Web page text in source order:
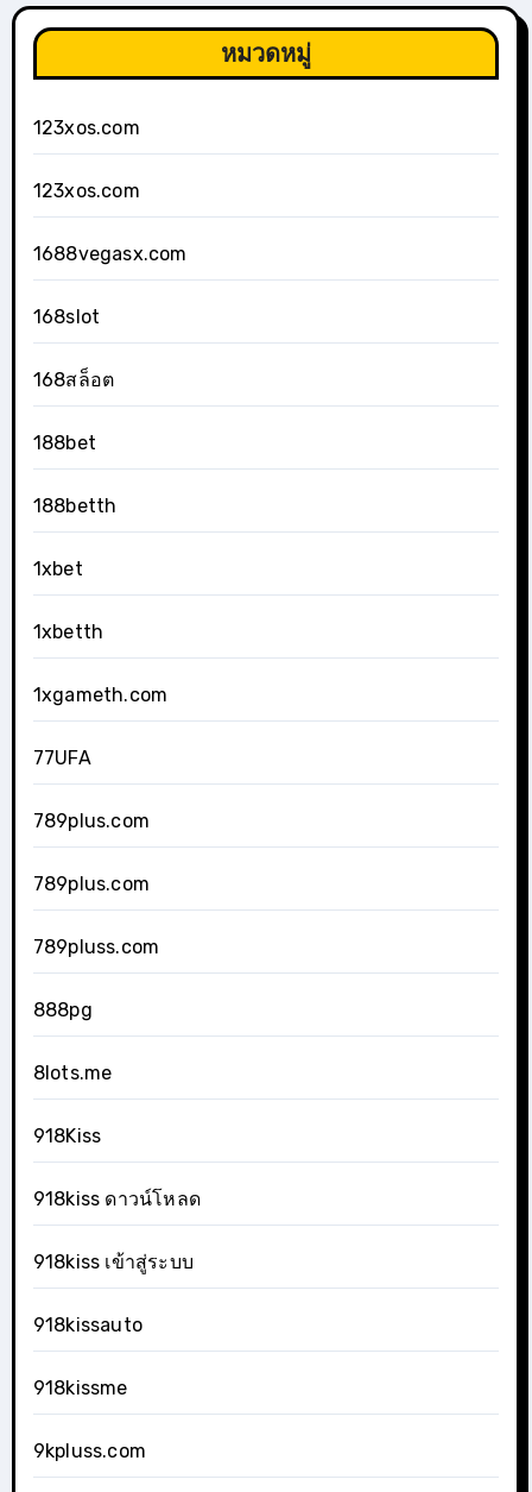
หมวดหมู่
123xos.com
123xos.com
1688vegasx.com
168slot
168สล็อต
188bet
188betth
1xbet
1xbetth
1xgameth.com
77UFA
789plus.com
789plus.com
789pluss.com
888pg
8lots.me
918Kiss
918kiss ดาวน์โหลด
918kiss เข้าสู่ระบบ
918kissauto
918kissme
9kpluss.com